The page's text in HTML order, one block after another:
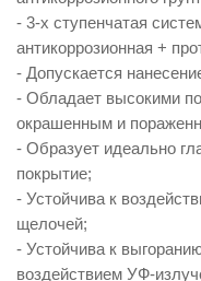
- 3-х ступенчатая
антикоррозионная +
- Допускается
- Обладает высокими
окрашенным и
- Образует идеально
покрытие;
- Устойчива к
щелочей;
- Устойчива к
воздействием УФ-